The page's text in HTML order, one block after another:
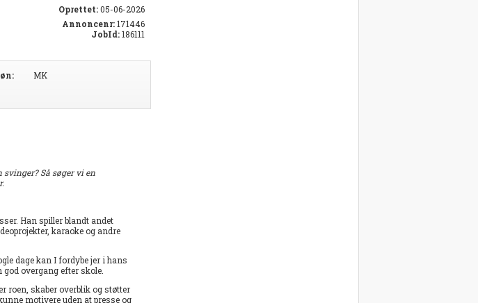
Oprettet:05-06-2026
Annoncenr:171446
JobId:186111
MK
Så søger vi en
Han spiller blandt andet
karaoke og andre
dage kan I fordybe jer i hans
overgang efter skole.
roen, skaber overblik og støtter
motivere uden at presse og